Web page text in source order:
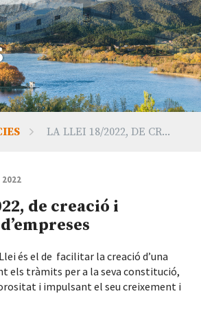
LA LLEI 18/2022, DE CR...
de creació i
és el de facilitar la creació d’una
els tràmits per a la seva constitució,
i impulsant el seu creixement i